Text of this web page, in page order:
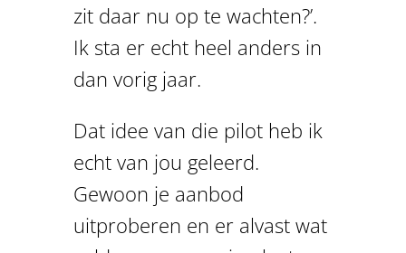
zit daar nu op te wachten?’.
Ik sta er echt heel anders in
dan vorig jaar.
Dat idee van die pilot heb ik
echt van jou geleerd.
Gewoon je aanbod
uitproberen en er alvast wat